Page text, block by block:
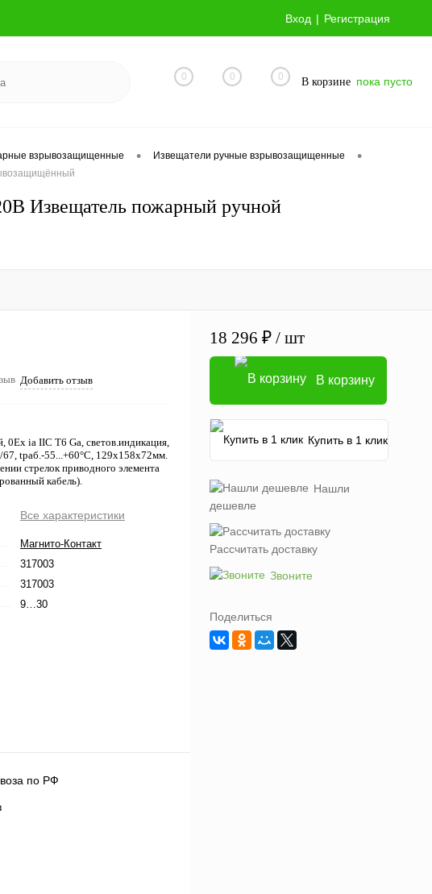
Вход Регистрация
0 0 0 В корзине пока пусто
взрывозащищенные • Извещатели ручные взрывозащищенные •
Извещатель пожарный ручной
Добавить отзыв
ia IIC T6 Ga, светов.индикация,
tраб.-55...+60°С, 129x158x72мм.
стрелок приводного элемента
кабель).
Все характеристики
Магнито-Контакт
317003
317003
9…30
18 296 ₽ / шт
В корзину
Купить в 1 клик
Нашли
дешевле
Рассчитать доставку
Звоните
Поделиться